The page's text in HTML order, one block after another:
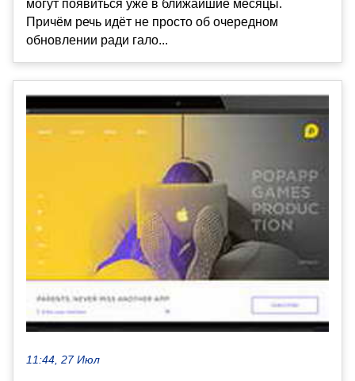
могут появиться уже в ближайшие месяцы.
Причём речь идёт не просто об очередном
обновлении ради гало...
11:44, 27 Июл